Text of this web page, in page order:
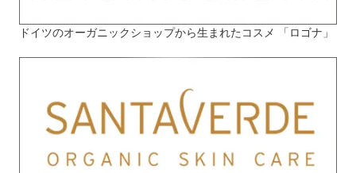
ドイツのオーガニックショップから生まれたコスメ 「ロゴナ」